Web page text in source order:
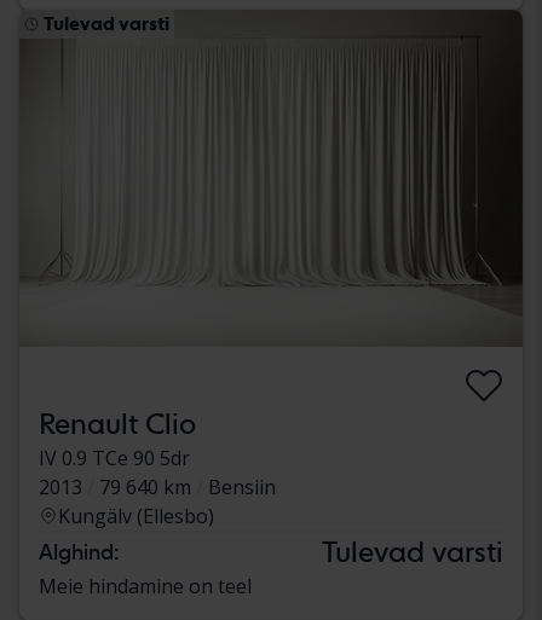
Tulevad varsti
Renault Clio
IV 0.9 TCe 90 5dr
2013
79 640 km
Bensiin
Kungälv (Ellesbo)
Alghind: Tulevad varsti
Meie hindamine on teel